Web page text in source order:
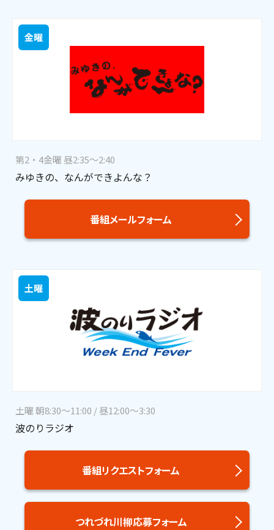
金曜
第2・4金曜 昼2:35～2:40
みゆきの、なんができよんな？
番組メールフォーム
土曜
土曜 朝8:30～11:00 / 昼12:00～3:30
波のりラジオ
番組リクエストフォーム
つれづれ川柳応募フォーム